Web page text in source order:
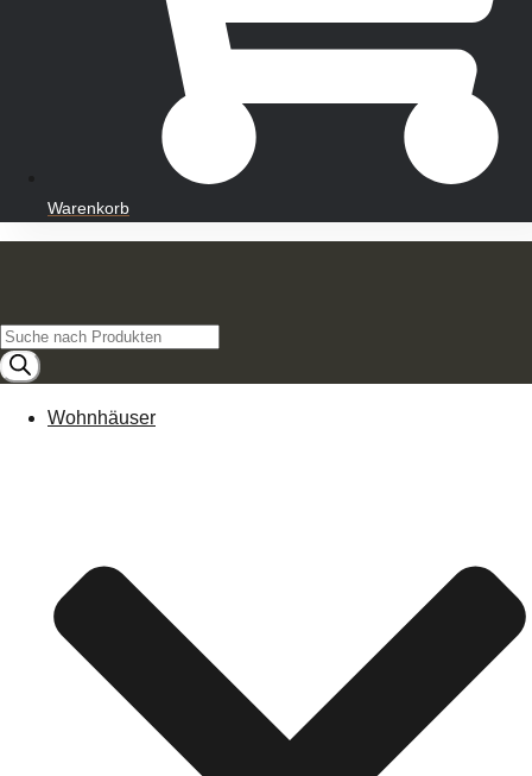
Warenkorb
Products
search
Wohnhäuser